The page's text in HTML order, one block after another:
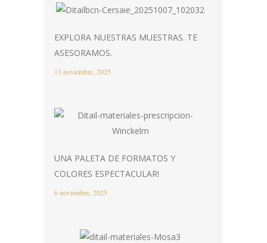
EXPLORA NUESTRAS MUESTRAS. TE
ASESORAMOS.
13 noviembre, 2025
UNA PALETA DE FORMATOS Y
COLORES ESPECTACULAR!
6 noviembre, 2025